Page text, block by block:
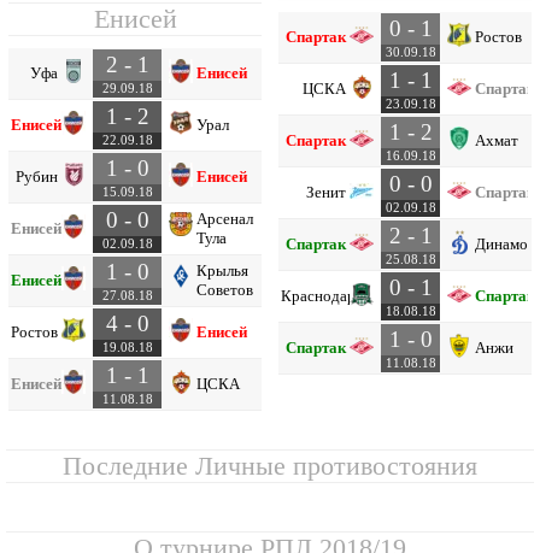
Енисей
Уфа 2 - 1
29.09.18
Енисей
Енисей 1 - 2
22.09.18
Урал
Рубин 1 - 0
15.09.18
Енисей
Енисей 0 - 0
02.09.18
Арсенал
Тула
Енисей 1 - 0
27.08.18
Крылья
Советов
Ростов 4 - 0
19.08.18
Енисей
Енисей 1 - 1
11.08.18
ЦСКА
Спартак 0 - 1
30.09.18
Ростов
ЦСКА 1 - 1
23.09.18
Спартак
Спартак 1 - 2
16.09.18
Ахмат
Зенит 0 - 0
02.09.18
Спартак
Спартак 2 - 1
25.08.18
Динамо
Краснодар 0 - 1
18.08.18
Спартак
Спартак 1 - 0
11.08.18
Анжи
Последние Личные противостояния